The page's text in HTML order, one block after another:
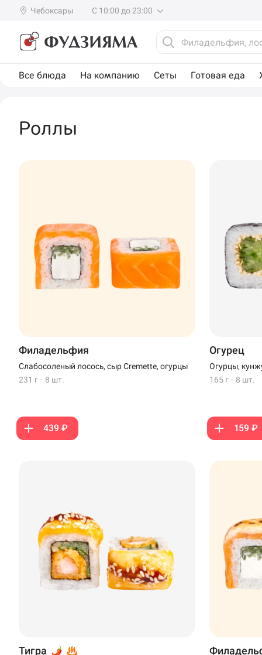
Чебоксары С 10:00 до 23:00
Все блюда На компанию Сеты Готовая еда
Роллы
Филадельфия
Слабосоленый лосось, сыр Cremette, огурцы
231 г · 8 шт.
439 ₽
Огурец
Огурцы,
165 г · 8 шт.
159 ₽
Тигра